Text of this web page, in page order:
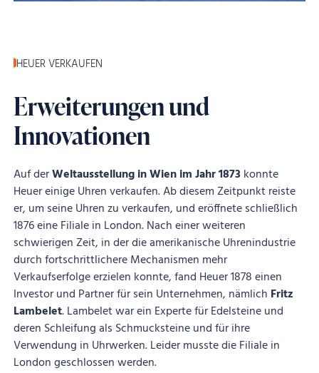
HEUER VERKAUFEN
Erweiterungen und
Innovationen
Auf derWeltausstellung in Wien im Jahr 1873konnte
Heuer einige Uhren verkaufen. Ab diesem Zeitpunkt reiste
er, um seine Uhren zu verkaufen, und eröffnete schließlich
1876 eine Filiale in London. Nach einer weiteren
schwierigen Zeit, in der die amerikanische Uhrenindustrie
durch fortschrittlichere Mechanismen mehr
Verkaufserfolge erzielen konnte, fand Heuer 1878 einen
Investor und Partner für sein Unternehmen, nämlich Fritz
Lambelet. Lambelet war ein Experte für Edelsteine und
deren Schleifung als Schmucksteine und für ihre
Verwendung in Uhrwerken. Leider musste die Filiale in
London geschlossen werden.